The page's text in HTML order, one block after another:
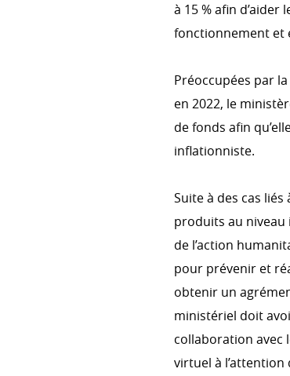
S’ENGAGER
à 15 % afin
fonctionnement et
Préoccupées par
en 2022, le
de fonds afin
inflationniste.
Suite à des cas liés
produits au
de l’action
pour prévenir et
obtenir un
ministériel doit
collaboration avec
virtuel à